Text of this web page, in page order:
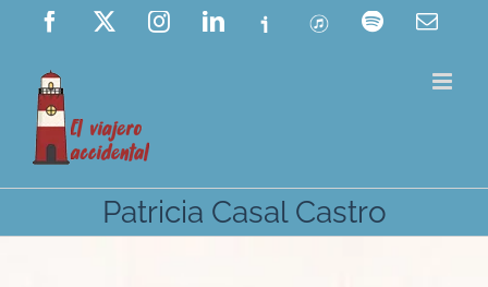
Saltar
contenido
Facebook InstagramLinkedIn
Ivoox ITunes Spotify
Patricia Casal Castro